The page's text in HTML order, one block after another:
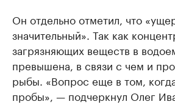
Он отдельно отметил, что
значительный». Так как
загрязняющих веществ в
превышена, в связи с чем и
рыбы. «Вопрос еще в том,
пробы», — подчеркнул Олег